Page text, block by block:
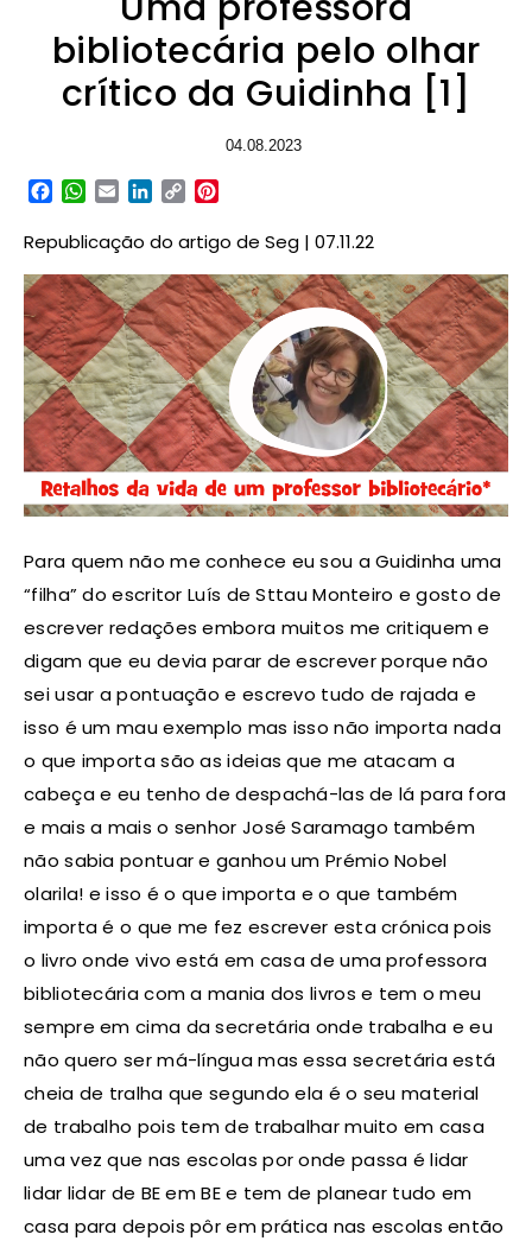
bibliotecária pelo olhar
crítico da Guidinha [1]
04.08.2023
Facebook
WhatsApp
EmailLinkedIn
Copy
Republicação do artigo de Seg | 07.11.22
Para quem não me conhece eu sou a Guidinha uma
“filha” do escritor Luís de Sttau Monteiro e gosto de
escrever redações embora muitos me critiquem e
digam que eu devia parar de escrever porque não
sei usar a pontuação e escrevo tudo de rajada e
isso é um mau exemplo mas isso não importa nada
o que importa são as ideias que me atacam a
cabeça e eu tenho de despachá-las de lá para fora
e mais a mais o senhor José Saramago também
não sabia pontuar e ganhou um Prémio Nobel
olarila! e isso é o que importa e o que também
importa é o que me fez escrever esta crónica pois
o livro onde vivo está em casa de uma professora
bibliotecária com a mania dos livros e tem o meu
sempre em cima da secretária onde trabalha e eu
não quero ser má-língua mas essa secretária está
cheia de tralha que segundo ela é o seu material
de trabalho pois tem de trabalhar muito em casa
uma vez que nas escolas por onde passa é lidar
lidar lidar de BE em BE e tem de planear tudo em
casa para depois pôr em prática nas escolas então